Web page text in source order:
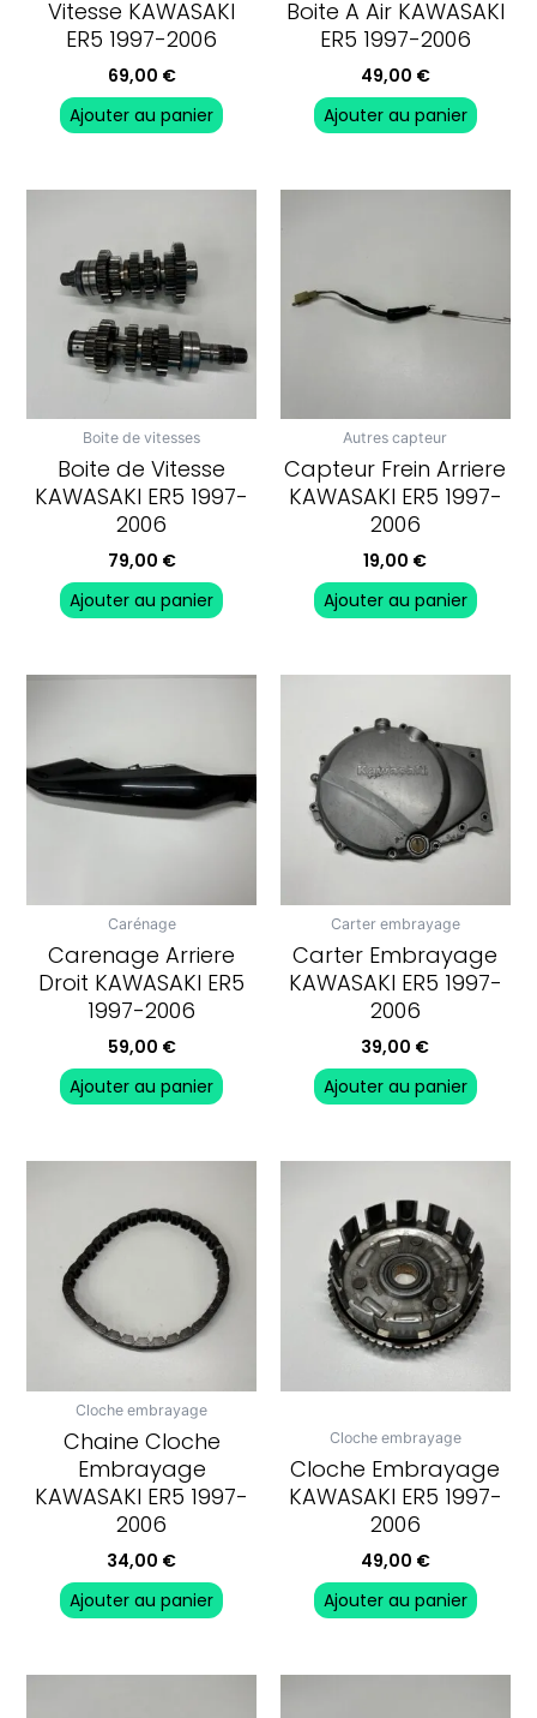
Vitesse KAWASAKI
ER5 1997-2006
69,00 €
Ajouter au panier
Boite A Air KAWASAKI
ER5 1997-2006
49,00 €
Ajouter au panier
Boite de vitesses
Boite de Vitesse
KAWASAKI ER5 1997-
2006
79,00 €
Ajouter au panier
Autres capteur
Capteur Frein Arriere
KAWASAKI ER5 1997-
2006
19,00 €
Ajouter au panier
Carénage
Carenage Arriere
Droit KAWASAKI ER5
1997-2006
59,00 €
Ajouter au panier
Carter embrayage
Carter Embrayage
KAWASAKI ER5 1997-
2006
39,00 €
Ajouter au panier
Cloche embrayage
Chaine Cloche
Embrayage
KAWASAKI ER5 1997-
2006
34,00 €
Ajouter au panier
Cloche embrayage
Cloche Embrayage
KAWASAKI ER5 1997-
2006
49,00 €
Ajouter au panier